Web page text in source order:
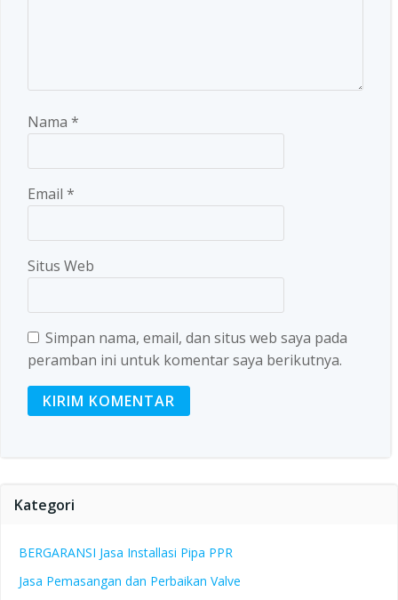
Nama *
Email *
Situs Web
Simpan nama, email, dan situs web saya pada
peramban ini untuk komentar saya berikutnya.
Kategori
BERGARANSI Jasa Installasi Pipa PPR
Jasa Pemasangan dan Perbaikan Valve